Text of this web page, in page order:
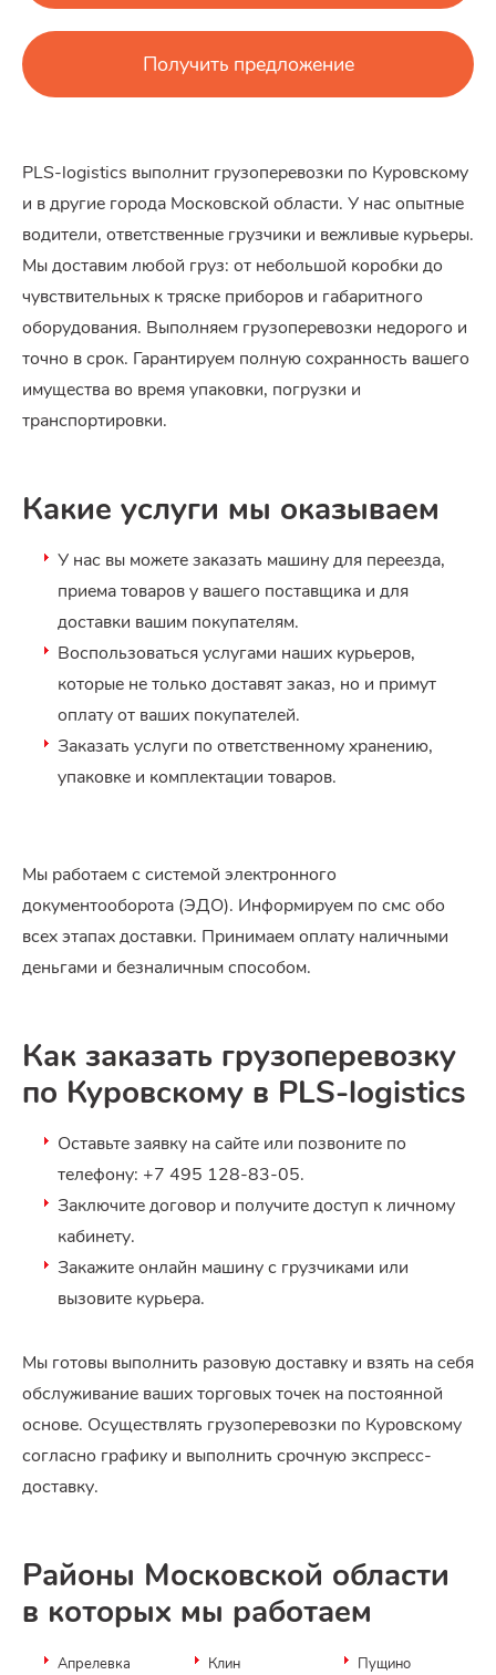
Получить предложение
PLS-logistics выполнит грузоперевозки по Куровскому
и в другие города Московской области. У нас опытные
водители, ответственные грузчики и вежливые курьеры.
Мы доставим любой груз: от небольшой коробки до
чувствительных к тряске приборов и габаритного
оборудования. Выполняем грузоперевозки недорого и
точно в срок. Гарантируем полную сохранность вашего
имущества во время упаковки, погрузки и
транспортировки.
Какие услуги мы оказываем
У нас вы можете заказать машину для переезда,
приема товаров у вашего поставщика и для
доставки вашим покупателям.
Воспользоваться услугами наших курьеров,
которые не только доставят заказ, но и примут
оплату от ваших покупателей.
Заказать услуги по ответственному хранению,
упаковке и комплектации товаров.
Мы работаем с системой электронного
документооборота (ЭДО). Информируем по смс обо
всех этапах доставки. Принимаем оплату наличными
деньгами и безналичным способом.
Как заказать грузоперевозку
по Куровскому в PLS-logistics
Оставьте заявку на сайте или позвоните по
телефону: +7 495 128-83-05.
Заключите договор и получите доступ к личному
кабинету.
Закажите онлайн машину с грузчиками или
вызовите курьера.
Мы готовы выполнить разовую доставку и взять на себя
обслуживание ваших торговых точек на постоянной
основе. Осуществлять грузоперевозки по Куровскому
согласно графику и выполнить срочную экспресс-
доставку.
Районы Московской области
в которых мы работаем
Апрелевка
Клин
Пущино